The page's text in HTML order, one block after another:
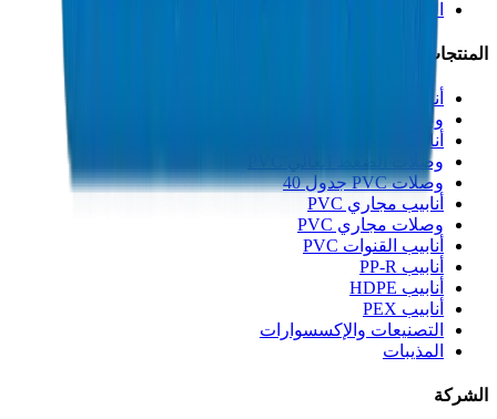
الجودة والشهادات
المنتجات
أنابيب الصرف UPVC
وصلات الصرف UPVC
أنابيب الضغط العالي PVC
وصلات الضغط العالي PVC
وصلات PVC جدول 40
أنابيب مجاري PVC
وصلات مجاري PVC
أنابيب القنوات PVC
أنابيب PP-R
أنابيب HDPE
أنابيب PEX
التصنيعات والإكسسوارات
المذيبات
الشركة